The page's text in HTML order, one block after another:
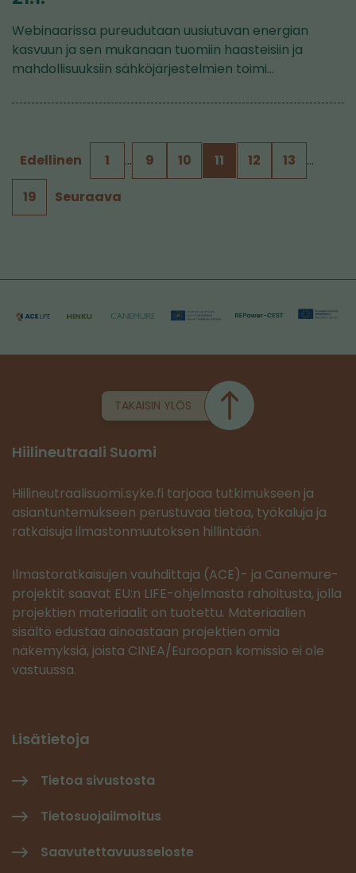
Webinaarissa pureudutaan uusiutuvan energian
kasvuun ja sen mukanaan tuomiin haasteisiin ja
mahdollisuuksiin sähköjärjestelmien toimi…
Edellinen 1 … 9 10 11 12 13
…
19
Seuraava
TAKAISIN YLÖS
Hiilineutraali Suomi
Hiilineutraalisuomi.syke.fi tarjoaa tutkimukseen ja
asiantuntemukseen perustuvaa tietoa, työkaluja ja
ratkaisuja ilmastonmuutoksen hillintään.
Ilmastoratkaisujen vauhdittaja (ACE)- ja Canemure-
projektit saavat EU:n LIFE-ohjelmasta rahoitusta, jolla
projektien materiaalit on tuotettu. Materiaalien
sisältö edustaa ainoastaan projektien omia
näkemyksiä, joista CINEA/Euroopan komissio ei ole
vastuussa.
Lisätietoja
Tietoa sivustosta
Tietosuojailmoitus
Saavutettavuusseloste